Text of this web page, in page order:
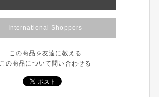
International Shoppers
この商品を友達に教える
この商品について問い合わせる